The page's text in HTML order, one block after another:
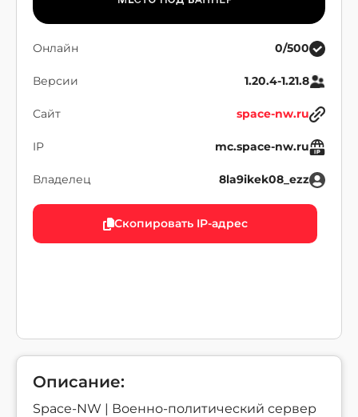
Онлайн 0/500
Версии 1.20.4-1.21.8
Сайт space-nw.ru
IP mc.space-nw.ru
Владелец 8la9ikek08_ezz
Скопировать IP-адрес
Описание:
Space-NW | Военно-политический сервер